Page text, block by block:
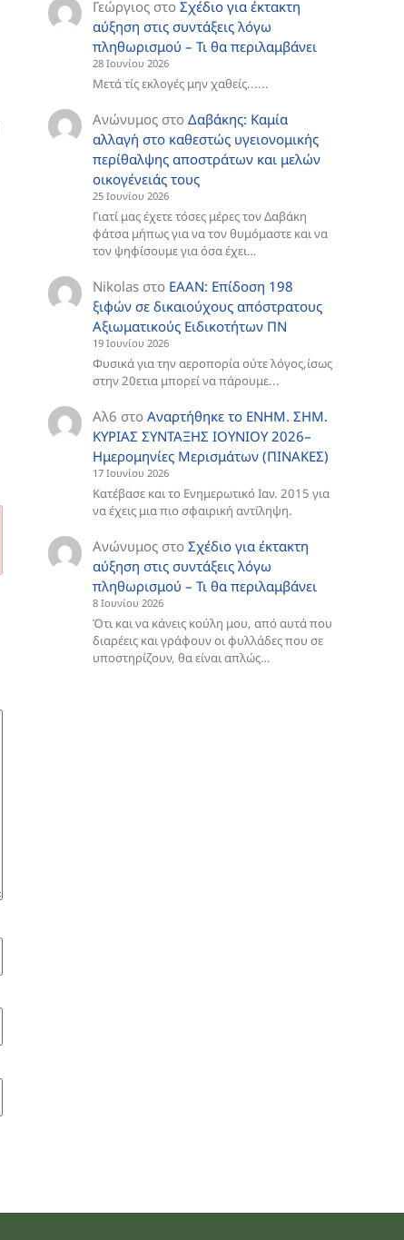
Γεώργιοςστο Σχέδιο για έκτακτη
αύξηση στις συντάξεις λόγω
πληθωρισμού – Τι θα περιλαμβάνει
28 Ιουνίου 2026
Μετά τίς εκλογές μην χαθείς......
Ανώνυμοςστο Δαβάκης: Καμία
αλλαγή στο καθεστώς υγειονομικής
περίθαλψης αποστράτων και μελών
οικογένειάς τους
25 Ιουνίου 2026
Γιατί μας έχετε τόσες μέρες τον Δαβάκη
φάτσα μήπως για να τον θυμόμαστε και να
τον ψηφίσουμε για όσα έχει…
Nikolasστο ΕΑΑΝ: Επίδοση 198
ξιφών σε δικαιούχους απόστρατους
Αξιωματικούς Ειδικοτήτων ΠΝ
19 Ιουνίου 2026
Φυσικά για την αεροπορία ούτε λόγος,ίσως
στην 20ετια μπορεί να πάρουμε...
Αλ6 στο Aναρτήθηκε το ENHM. ΣΗΜ.
ΚΥΡΙΑΣ ΣΥΝΤΑΞΗΣ ΙΟΥΝΙΟΥ 2026–
Ημερομηνίες Μερισμάτων (ΠΙΝΑΚΕΣ)
17 Ιουνίου 2026
Κατέβασε και το Ενημερωτικό Ιαν. 2015 για
να έχεις μια πιο σφαιρική αντίληψη.
Ανώνυμοςστο Σχέδιο για έκτακτη
αύξηση στις συντάξεις λόγω
πληθωρισμού – Τι θα περιλαμβάνει
8 Ιουνίου 2026
Ότι και να κάνεις κούλη μου, από αυτά που
διαρέεις και γράφουν οι φυλλάδες που σε
υποστηρίζουν, θα είναι απλώς…